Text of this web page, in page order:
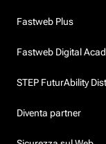
Fastweb Plus
Fastweb Digital
STEP FuturAbility
Diventa partner